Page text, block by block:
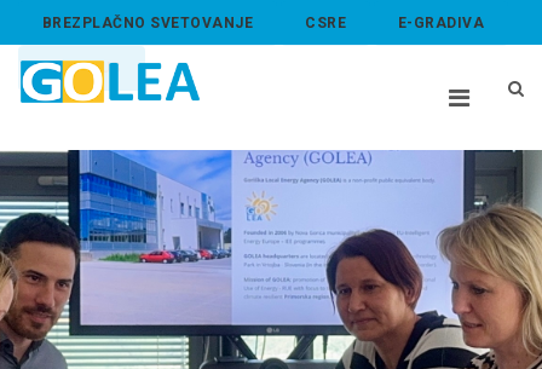
BREZPLAČNO SVETOVANJE CSRE E-GRADIVA
ABOUT US